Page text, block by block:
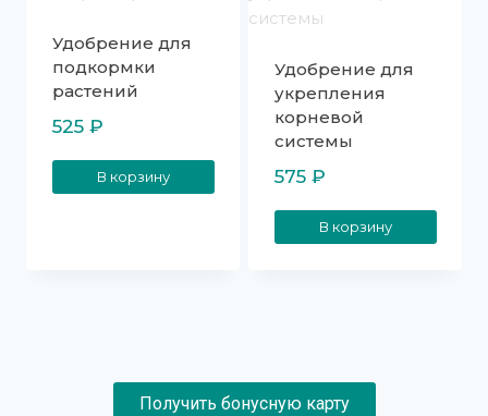
Удобрение для
подкормки
растений
525 ₽
В корзину
Удобрение для
укрепления
корневой
системы
575 ₽
В корзину
Получить бонусную карту